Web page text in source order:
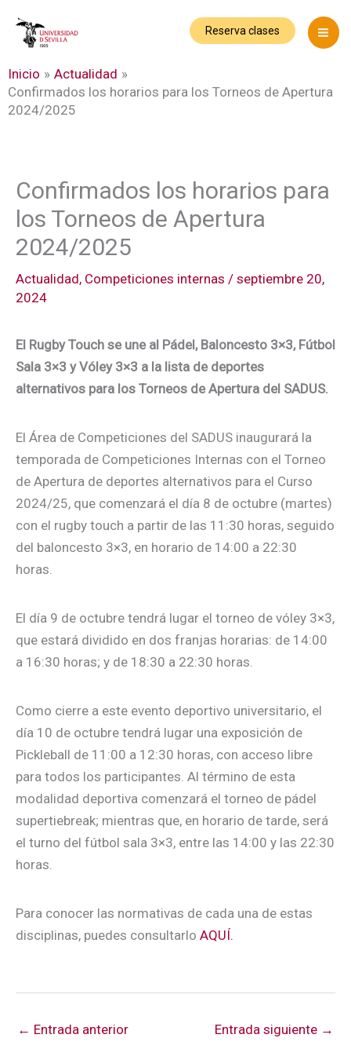
Reserva clases
Inicio
Actualidad
Confirmados los horarios para los Torneos de Apertura
2024/2025
Confirmados los horarios para
los Torneos de Apertura
2024/2025
Actualidad, Competiciones internas / septiembre 20,
2024
El Rugby Touch se une al Pádel, Baloncesto 3×3, Fútbol
Sala 3×3 y Vóley 3×3 a la lista de deportes
alternativos para los Torneos de Apertura del SADUS.
El Área de Competiciones del SADUS inaugurará la
temporada de Competiciones Internas con el Torneo
de Apertura de deportes alternativos para el Curso
2024/25, que comenzará el día 8 de octubre (martes)
con el rugby touch a partir de las 11:30 horas, seguido
del baloncesto 3×3, en horario de 14:00 a 22:30
horas.
El día 9 de octubre tendrá lugar el torneo de vóley 3×3,
que estará dividido en dos franjas horarias: de 14:00
a 16:30 horas; y de 18:30 a 22:30 horas.
Como cierre a este evento deportivo universitario, el
día 10 de octubre tendrá lugar una exposición de
Pickleball de 11:00 a 12:30 horas, con acceso libre
para todos los participantes. Al término de esta
modalidad deportiva comenzará el torneo de pádel
supertiebreak; mientras que, en horario de tarde, será
el turno del fútbol sala 3×3, entre las 14:00 y las 22:30
horas.
Para conocer las normativas de cada una de estas
disciplinas, puedes consultarlo AQUÍ.
← Entrada anterior Entrada siguiente →